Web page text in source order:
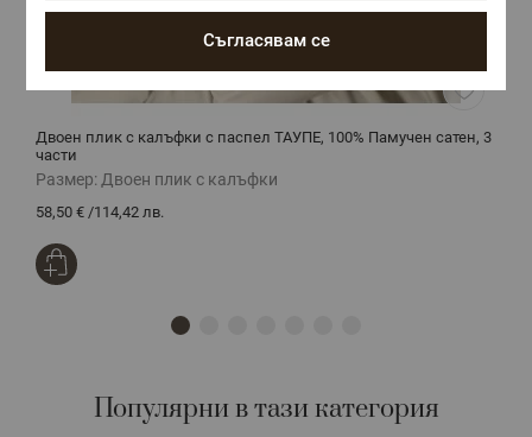
Двоен плик с калъфки с паспел ТАУПЕ, 100% Памучен сатен, 3
части
Размер: Двоен плик с калъфки
58,50 € /114,42 лв.
Популярни в тази категория
Съгласявам се